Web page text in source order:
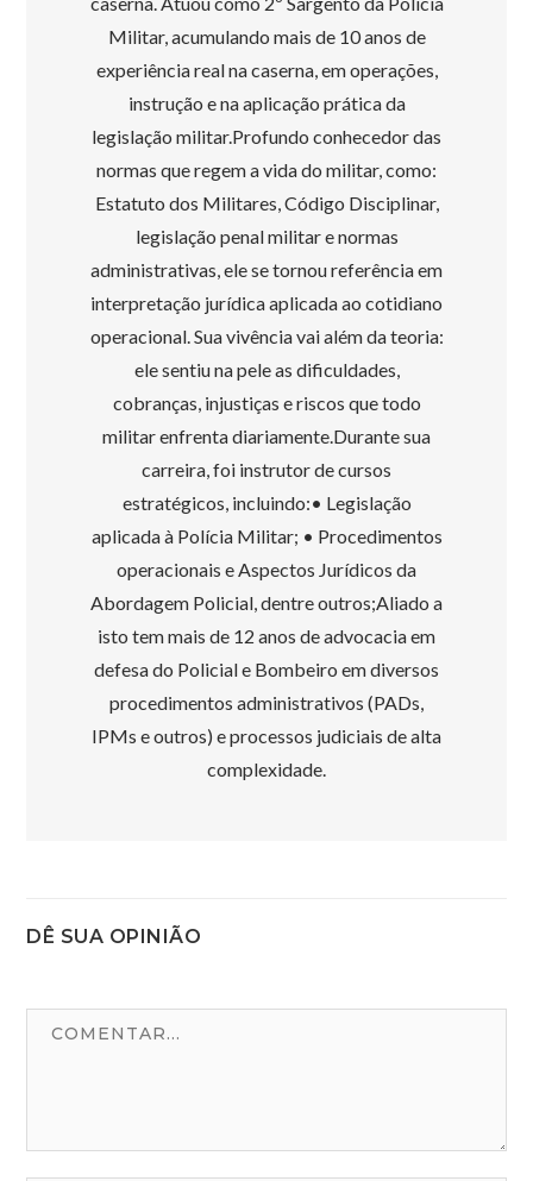
Militar, acumulando mais de 10 anos de
experiência real na caserna, em operações,
instrução e na aplicação prática da
legislação militar.Profundo conhecedor das
normas que regem a vida do militar, como:
Estatuto dos Militares, Código Disciplinar,
legislação penal militar e normas
administrativas, ele se tornou referência em
interpretação jurídica aplicada ao cotidiano
operacional. Sua vivência vai além da teoria:
ele sentiu na pele as dificuldades,
cobranças, injustiças e riscos que todo
militar enfrenta diariamente.Durante sua
carreira, foi instrutor de cursos
estratégicos, incluindo:• Legislação
aplicada à Polícia Militar; • Procedimentos
operacionais e Aspectos Jurídicos da
Abordagem Policial, dentre outros;Aliado a
isto tem mais de 12 anos de advocacia em
defesa do Policial e Bombeiro em diversos
procedimentos administrativos (PADs,
IPMs e outros) e processos judiciais de alta
complexidade.
DÊ SUA OPINIÃO